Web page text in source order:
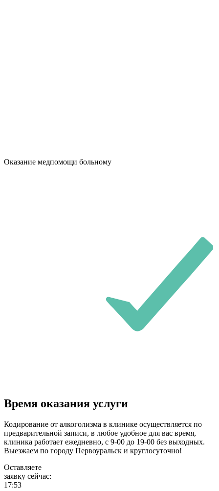
Оказание медпомощи больному
Время оказания услуги
Кодирование от алкоголизма в клинике осуществляется по
предварительной записи, в любое удобное для вас время,
клиника работает ежедневно, с 9-00 до 19-00 без выходных.
Выезжаем по городу Первоуральск и круглосуточно!
Оставляете
заявку сейчас:
17:53